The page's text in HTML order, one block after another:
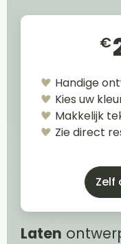
€
Handige
Kies uw
Makkelijk
Zie direct
Zelf
Laten